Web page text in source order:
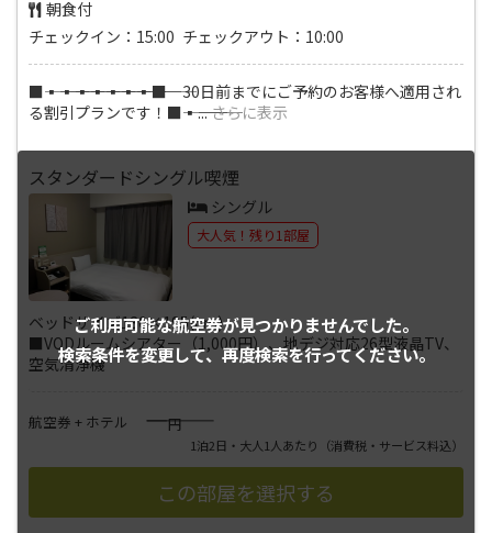
朝食付
チェックイン：15:00 チェックアウト：10:00
■―――▪―――▪―――▪―――▪―――▪―――▪―――▪―――■ 30日前までにご予約のお客様へ適用され
る割引プランです！■―――▪―――...さらに表示
ご利用可能な航空券が見つかりませんでした。
検索条件を変更して、再度検索を行ってください。
スタンダードシングル喫煙
シングル
大人気！残り1部屋
ベッドサイズ130×195(cm)
■VODルームシアター（1,000円）、地デジ対応26型液晶TV、
空気清浄機
航空券 + ホテル ――――円
1泊2日・大人1人あたり （消費税・サービス料込）